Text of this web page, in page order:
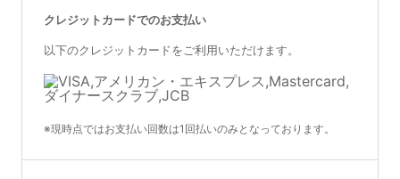
クレジットカードでのお支払い
以下のクレジットカードをご利用いただけます。
※現時点ではお支払い回数は1回払いのみとなっております。